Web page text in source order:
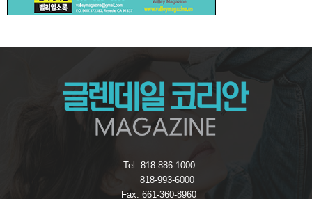
Tel. 818-886-1000
818-993-6000
Fax. 661-360-8960